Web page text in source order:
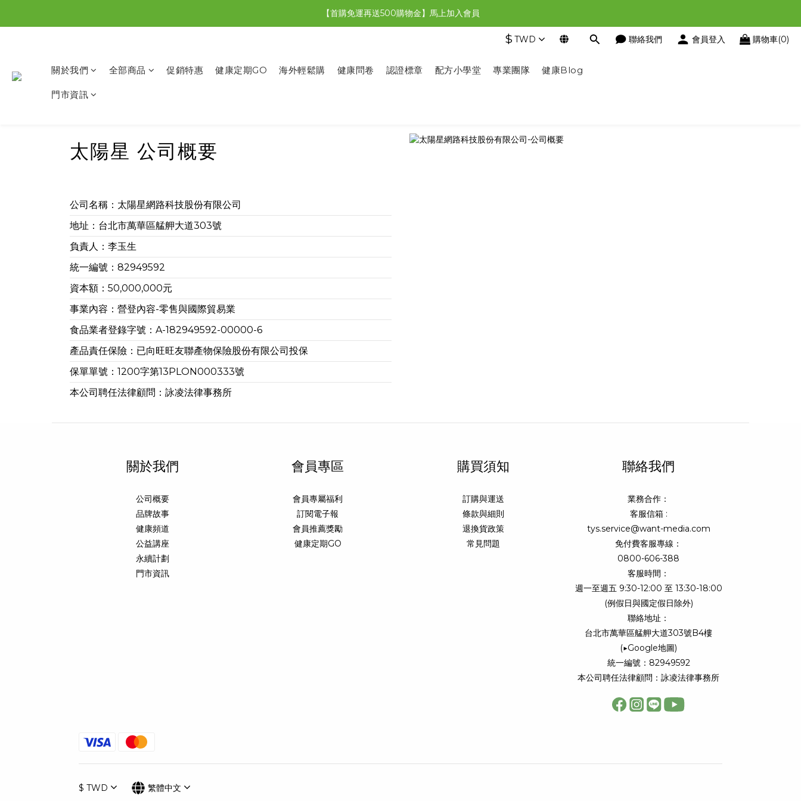
【限時特惠】全館滿1,000送500購物金！
【首購免運再送500購物金】馬上加入會員
$ TWD 聯絡我們 會員登入 購物車(0)
關於我們 全部商品 促銷特惠 健康定期GO 海外輕鬆購 健康問卷 認證標章 配方小學堂 專業團隊 健康Blog
門市資訊
太陽星 公司概要
公司名稱：太陽星網路科技股份有限公司
地址：台北市萬華區艋舺大道303號
負責人：李玉生
統一編號：82949592
資本額：50,000,000元
事業內容：營登內容-零售與國際貿易業
食品業者登錄字號：A-182949592-00000-6
產品責任保險：已向旺旺友聯產物保險股份有限公司投保
保單單號：1200字第13PLON000333號
本公司聘任法律顧問：詠凌法律事務所
關於我們
公司概要
品牌故事
健康頻道
公益講座
永續計劃
門市資訊
會員專區
會員專屬福利
訂閱電子報
會員推薦獎勵
健康定期GO
購買須知
訂購與運送
條款與細則
退換貨政策
常見問題
聯絡我們
業務合作：
客服信箱 :
tys.service@want-media.com
免付費客服專線：
0800-606-388
客服時間：
週一至週五 9:30-12:00 至 13:30-18:00
(例假日與國定假日除外)
聯絡地址：
台北市萬華區艋舺大道303號B4樓
(▶Google地圖)
統一編號：82949592
本公司聘任法律顧問：詠凌法律事務所
$ TWD 繁體中文